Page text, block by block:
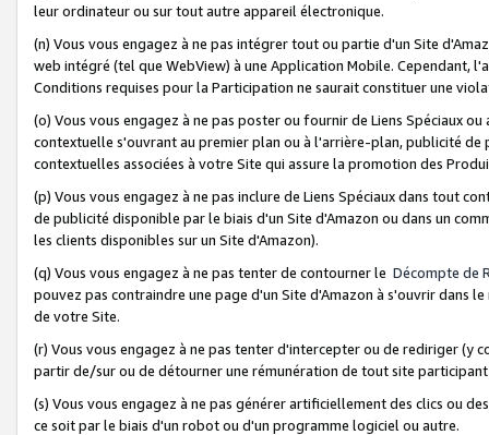
leur ordinateur ou sur tout autre appareil électronique.
(n) Vous vous engagez à ne pas intégrer tout ou partie d'un Site
web intégré (tel que WebView) à une Application Mobile. Cependant,
Conditions requises pour la Participation ne saurait constituer une
(o) Vous vous engagez à ne pas poster ou fournir de Liens Spéciaux
contextuelle s'ouvrant au premier plan ou à l'arrière-plan, publicité
contextuelles associées à votre Site qui assure la promotion des
(p) Vous vous engagez à ne pas inclure de Liens Spéciaux dans tout
de publicité disponible par le biais d'un Site d'Amazon ou dans un
les clients disponibles sur un Site d'Amazon).
(q) Vous vous engagez à ne pas tenter de contourner le Décompte de
pouvez pas contraindre une page d'un Site d'Amazon à s'ouvrir dans
de votre Site.
(r) Vous vous engagez à ne pas tenter d'intercepter ou de rediriger
partir de/sur ou de détourner une rémunération de tout site
(s) Vous vous engagez à ne pas générer artificiellement des clics ou
ce soit par le biais d'un robot ou d'un programme logiciel ou autre.